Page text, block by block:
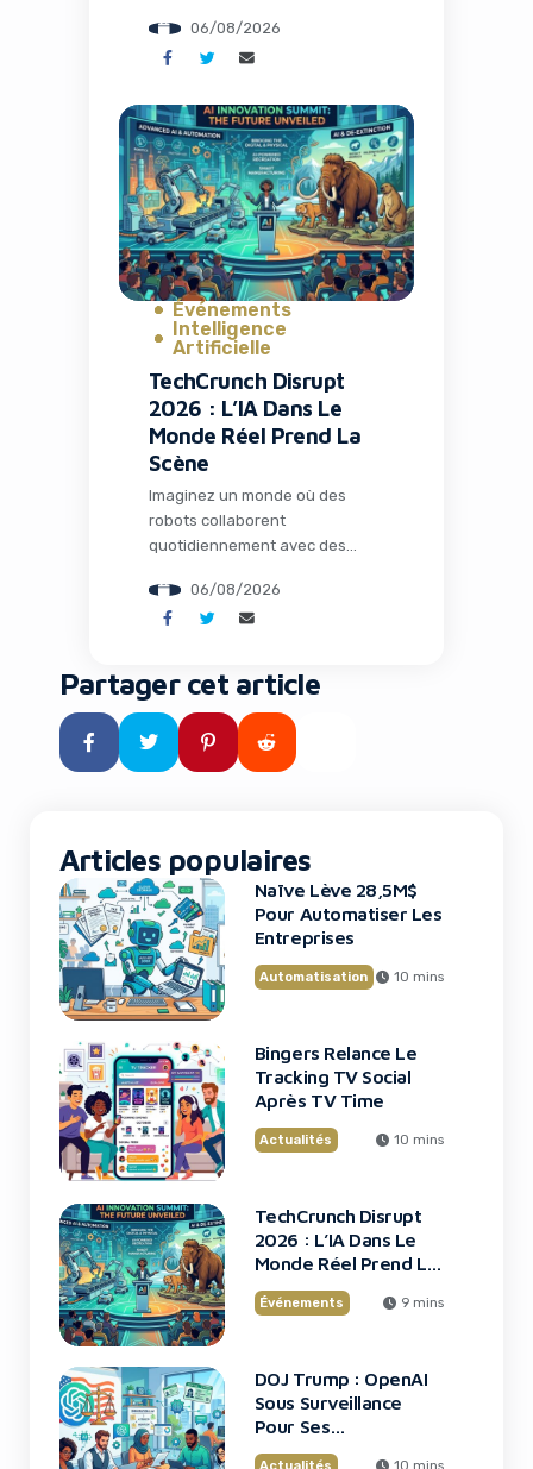
partager memes et suivre leurs
visionnages en communauté.
passé avec la fermeture de TV
Time, une application culte qui
avait conquis plus de 26
millions d’installations. Mais
l’histoire ne s’arrête pas […]
06/08/2026
Événements
Intelligence
Artificielle
TechCrunch Disrupt
2026 : L’IA Dans Le
Monde Réel Prend La
Scène
Imaginez un monde où des
robots collaborent
quotidiennement avec des
l’intelligence artificielle opère
loin de tout cloud dans des
des millénaires pourraient
fouler à nouveau notre planète
grâce à la biologie de synthèse.
Ce n’est plus de la science-
06/08/2026
Partager cet article
Articles populaires
Naïve Lève 28,5M$
Pour Automatiser Les
Entreprises
Automatisation 10 mins
Bingers Relance Le
Tracking TV Social
Après TV Time
Actualités 10 mins
TechCrunch Disrupt
2026 : L’IA Dans Le
Monde Réel Prend La
Scène
Événements 9 mins
DOJ Trump : OpenAI
Sous Surveillance
Pour Ses
Recrutements
Actualités 10 mins